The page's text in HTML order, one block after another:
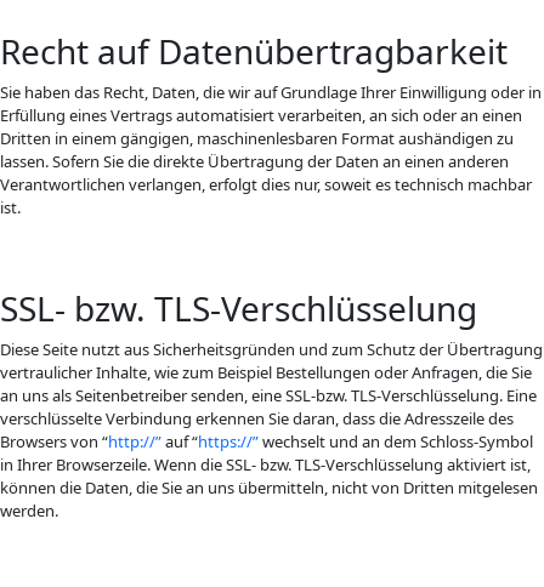
Recht auf Datenübertragbarkeit
Sie haben das Recht, Daten, die wir auf Grundlage Ihrer Einwilligung oder in
Erfüllung eines Vertrags automatisiert verarbeiten, an sich oder an einen
Dritten in einem gängigen, maschinenlesbaren Format aushändigen zu
lassen. Sofern Sie die direkte Übertragung der Daten an einen anderen
Verantwortlichen verlangen, erfolgt dies nur, soweit es technisch machbar
ist.
SSL- bzw. TLS-Verschlüsselung
Diese Seite nutzt aus Sicherheitsgründen und zum Schutz der Übertragung
vertraulicher Inhalte, wie zum Beispiel Bestellungen oder Anfragen, die Sie
an uns als Seitenbetreiber senden, eine SSL-bzw. TLS-Verschlüsselung. Eine
verschlüsselte Verbindung erkennen Sie daran, dass die Adresszeile des
Browsers von “http://”auf “https://”wechselt und an dem Schloss-Symbol
in Ihrer Browserzeile. Wenn die SSL- bzw. TLS-Verschlüsselung aktiviert ist,
können die Daten, die Sie an uns übermitteln, nicht von Dritten mitgelesen
werden.